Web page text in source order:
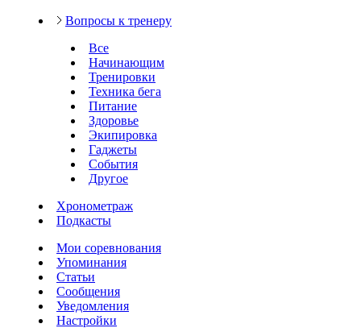
Вопросы к тренеру
Все
Начинающим
Тренировки
Техника бега
Питание
Здоровье
Экипировка
Гаджеты
События
Другое
Хронометраж
Подкасты
Мои соревнования
Упоминания
Статьи
Сообщения
Уведомления
Настройки